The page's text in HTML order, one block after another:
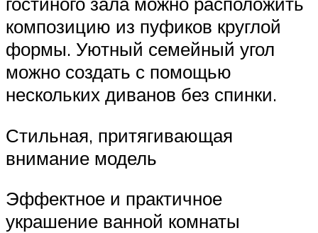
композицию из пуфиков круглой
формы. Уютный семейный угол
можно создать с помощью
нескольких диванов без спинки.
Стильная, притягивающая
внимание модель
Эффектное и практичное
украшение ванной комнаты